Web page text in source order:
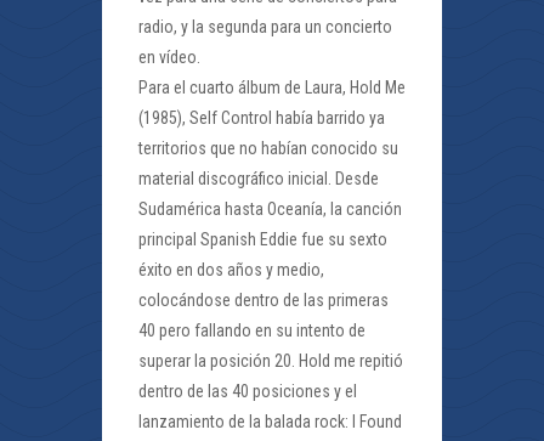
radio, y la segunda para un concierto
en vídeo.
Para el cuarto álbum de Laura, Hold Me
(1985), Self Control había barrido ya
territorios que no habían conocido su
material discográfico inicial. Desde
Sudamérica hasta Oceanía, la canción
principal Spanish Eddie fue su sexto
éxito en dos años y medio,
colocándose dentro de las primeras
40 pero fallando en su intento de
superar la posición 20. Hold me repitió
dentro de las 40 posiciones y el
lanzamiento de la balada rock: I Found